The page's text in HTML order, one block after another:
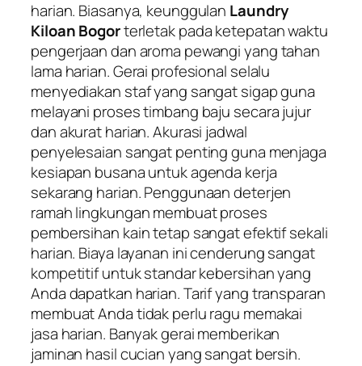
harian. Biasanya, keunggulan Laundry
Kiloan Bogorterletak pada ketepatan waktu
pengerjaan dan aroma pewangi yang tahan
lama harian. Gerai profesional selalu
menyediakan staf yang sangat sigap guna
melayani proses timbang baju secara jujur
dan akurat harian. Akurasi jadwal
penyelesaian sangat penting guna menjaga
kesiapan busana untuk agenda kerja
sekarang harian. Penggunaan deterjen
ramah lingkungan membuat proses
pembersihan kain tetap sangat efektif sekali
harian. Biaya layanan ini cenderung sangat
kompetitif untuk standar kebersihan yang
Anda dapatkan harian. Tarif yang transparan
membuat Anda tidak perlu ragu memakai
jasa harian. Banyak gerai memberikan
jaminan hasil cucian yang sangat bersih.